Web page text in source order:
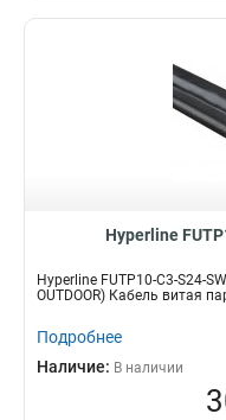
Hyperline
Hyperline FUTP10-C3-S24-
OUTDOOR) Кабель витая
Подробнее
Наличие: В наличии